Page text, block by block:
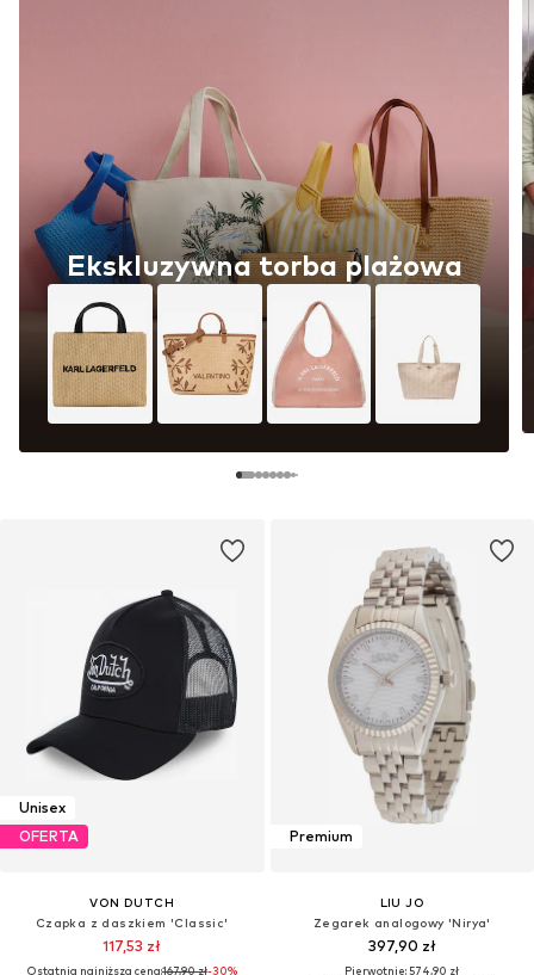
Ekskluzywna torba plażowa
Unisex
OFERTA
VON DUTCH
Czapka z daszkiem 'Classic'
117,53 zł
Ostatnia najniższa cena:167,90 zł-30%
Premium
LIU JO
Zegarek analogowy 'Nirya'
397,90 zł
Pierwotnie: 574,90 zł